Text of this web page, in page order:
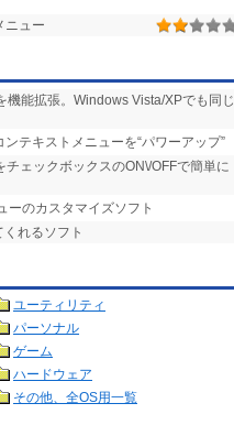
ニュー
能拡張。Windows Vista/XPでも同じ
テキストメニューを“パワーアップ”
ェックボックスのON\/OFFで簡単に
ーのカスタマイズソフト
れるソフト
ユーティリティ
パーソナル
ゲーム
ハードウェア
その他、全OS用一覧